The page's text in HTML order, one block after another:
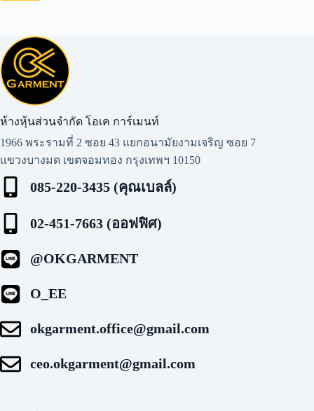
ห้างหุ้นส่วนจำกัด โอเค การ์เมนท์​
1966 พระรามที่ 2 ซอย 43 แยกอนามัยงามเจริญ ซอย 7
แขวงบางมด เขตจอมทอง กรุงเทพฯ 10150
085-220-3435 (คุณเบลล์)
02-451-7663 (ออฟฟิศ)
@OKGARMENT
O_EE
okgarment.office@gmail.com
ceo.okgarment@gmail.com